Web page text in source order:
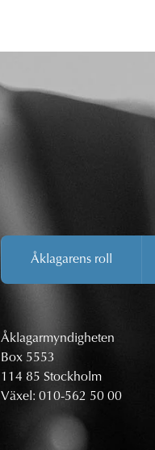
Åklagarens roll
Åklagarmyndigheten
Box 5553
114 85 Stockholm
Växel: 010-562 50 00